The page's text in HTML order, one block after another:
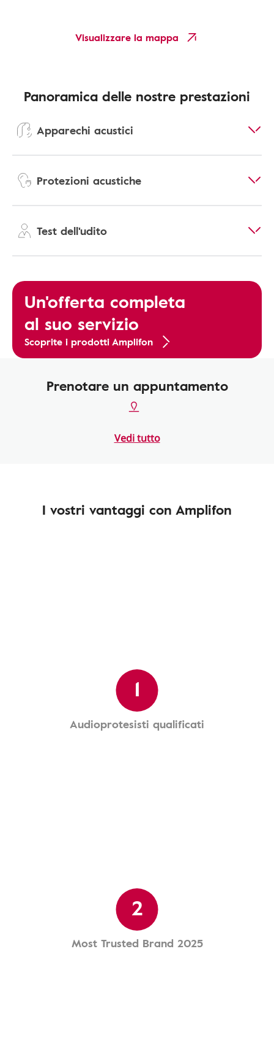
Visualizzare la mappa
Panoramica delle nostre prestazioni
Apparechi acustici
Protezioni acustiche
Test dell'udito
Un'offerta completa
al suo servizio
Scoprite i prodotti Amplifon
Prenotare un appuntamento
Vedi tutto
I vostri vantaggi con Amplifon
1
Audioprotesisti qualificati
2
Most Trusted Brand 2025